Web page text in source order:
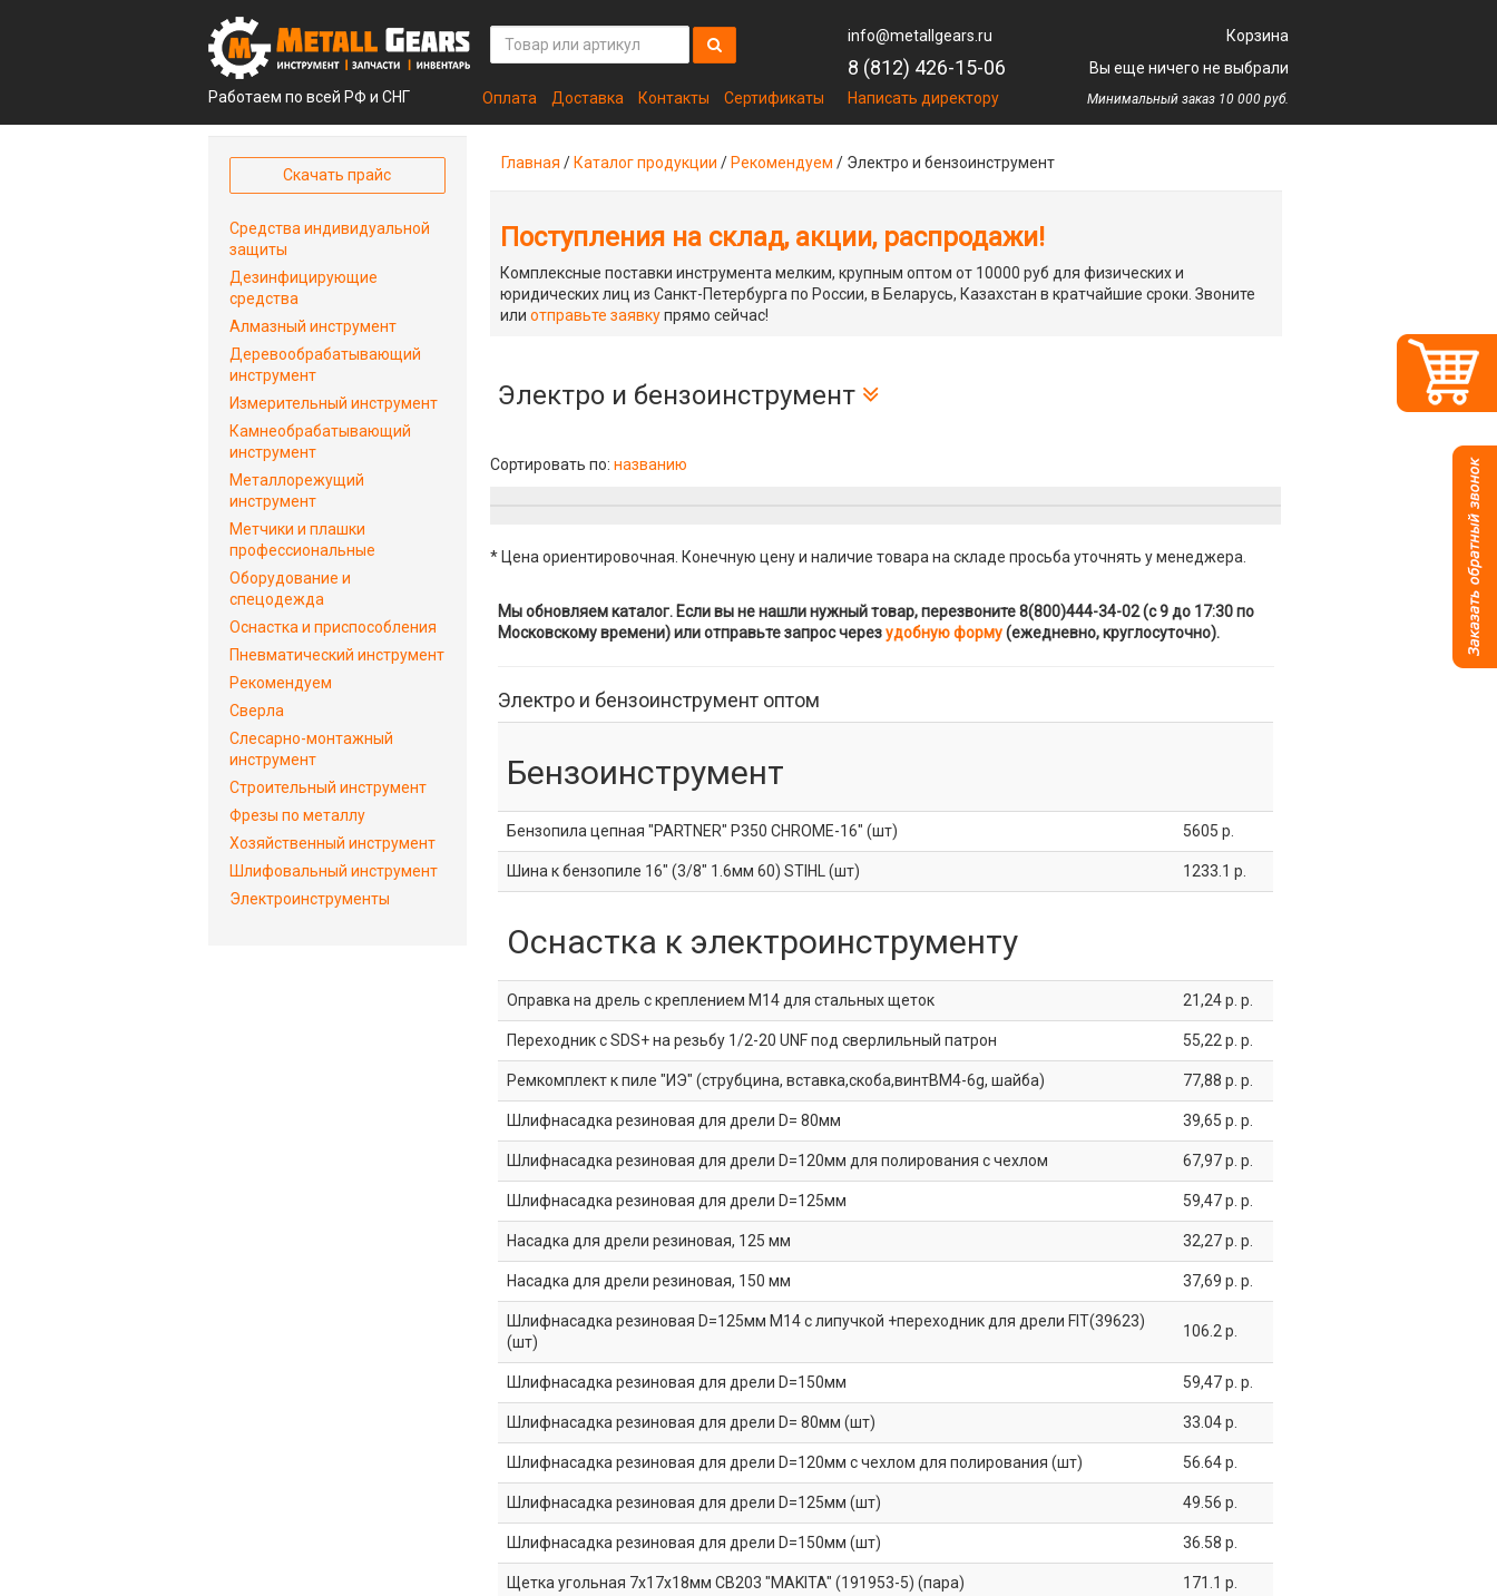
Работаем по всей РФ и СНГ Оплата Доставка Контакты Сертификаты
info@metallgears.ru
8 (812) 426-15-06
Написать директору
Корзина
Вы еще ничего не выбрали
Минимальный заказ 10 000 руб.
Главная / Каталог продукции / Рекомендуем / Электро и бензоинструмент
Поступления на склад, акции, распродажи!
Комплексные поставки инструмента мелким, крупным оптом от 10000 руб для физических и
юридических лиц из Санкт-Петербурга по России, в Беларусь, Казахстан в кратчайшие сроки. Звоните
или отправьте заявкупрямо сейчас!
Электро и бензоинструмент
Сортировать по: названию
* Цена ориентировочная. Конечную цену и наличие товара на складе просьба уточнять у менеджера.
Мы обновляем каталог. Если вы не нашли нужный товар, перезвоните 8(800)444-34-02 (с 9 до 17:30 по
Московскому времени) или отправьте запрос черезудобную форму(ежедневно, круглосуточно).
Электро и бензоинструмент оптом
Бензоинструмент
Бензопила цепная "PARTNER" P350 CHROME-16" (шт) 5605 р.
Шина к бензопиле 16" (3/8" 1.6мм 60) STIHL (шт) 1233.1 р.
Оснастка к электроинструменту
Оправка на дрель с креплением М14 для стальных щеток 21,24 р. р.
Переходник с SDS+ на резьбу 1/2-20 UNF под сверлильный патрон 55,22 р. р.
Ремкомплект к пиле "ИЭ" (струбцина, вставка,скоба,винтВМ4-6g, шайба) 77,88 р. р.
Шлифнасадка резиновая для дрели D= 80мм 39,65 р. р.
Шлифнасадка резиновая для дрели D=120мм для полирования с чехлом 67,97 р. р.
Шлифнасадка резиновая для дрели D=125мм 59,47 р. р.
Насадка для дрели резиновая, 125 мм 32,27 р. р.
Насадка для дрели резиновая, 150 мм 37,69 р. р.
Шлифнасадка резиновая D=125мм М14 с липучкой +переходник для дрели FIT(39623)
(шт)
106.2 р.
Шлифнасадка резиновая для дрели D=150мм 59,47 р. р.
Шлифнасадка резиновая для дрели D= 80мм (шт) 33.04 р.
Шлифнасадка резиновая для дрели D=120мм с чехлом для полирования (шт) 56.64 р.
Шлифнасадка резиновая для дрели D=125мм (шт) 49.56 р.
Шлифнасадка резиновая для дрели D=150мм (шт) 36.58 р.
Щетка угольная 7х17х18мм СВ203 "MAKITA" (191953-5) (пара) 171.1 р.
Скачать прайс
Средства индивидуальной
защиты
Дезинфицирующие
средства
Алмазный инструмент
Деревообрабатывающий
инструмент
Измерительный инструмент
Камнеобрабатывающий
инструмент
Металлорежущий
инструмент
Метчики и плашки
профессиональные
Оборудование и
спецодежда
Оснастка и приспособления
Пневматический инструмент
Рекомендуем
Сверла
Слесарно-монтажный
инструмент
Строительный инструмент
Фрезы по металлу
Хозяйственный инструмент
Шлифовальный инструмент
Электроинструменты